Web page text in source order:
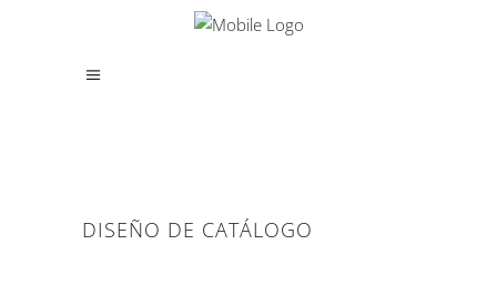
DISEÑO DE CATÁLOGO